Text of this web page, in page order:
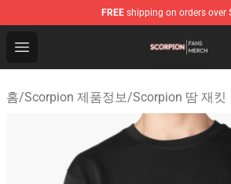
FREE shipping on orders over
Open menu
Scorpion Shop - Official Scorpion
홈/Scorpion 제품정보/Scorpion 땀 재킷